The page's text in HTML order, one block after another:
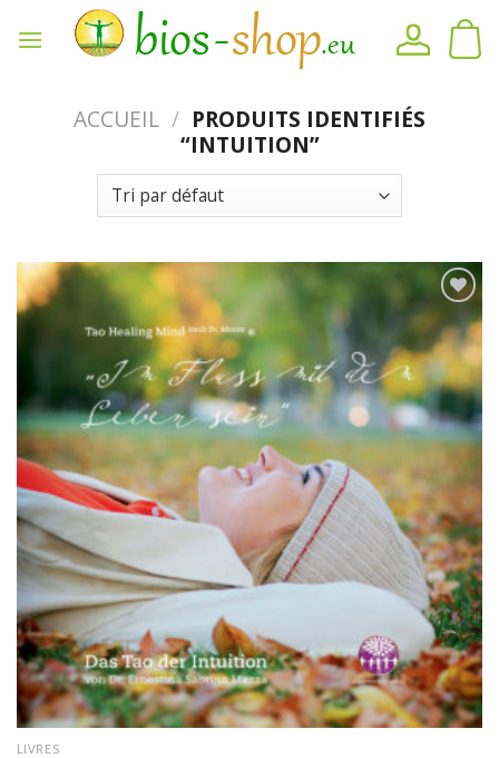
ACCUEIL / PRODUITS IDENTIFIÉS
“INTUITION”
Ajouter
mémo
LIVRES